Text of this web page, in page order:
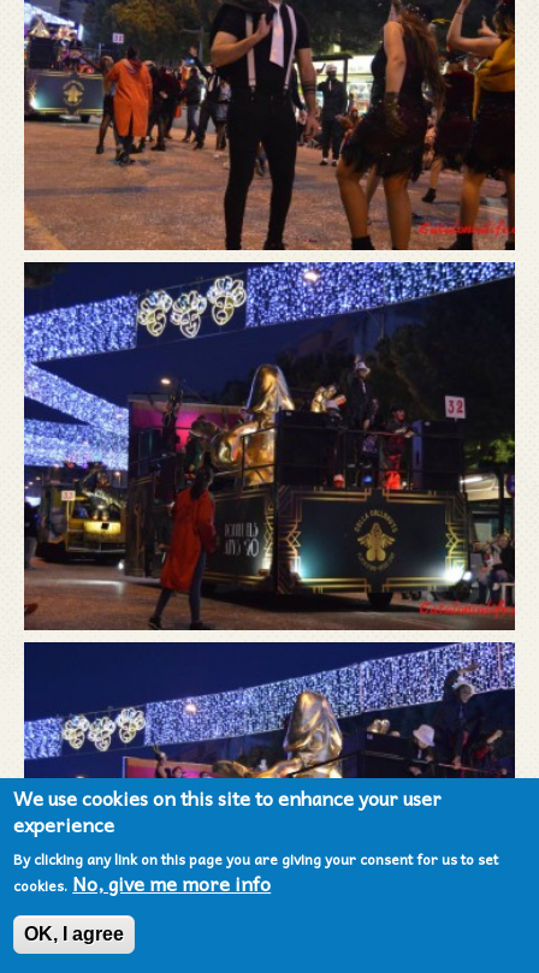
We use cookies on this site to enhance your user
experience
By clicking any link on this page you are giving your consent for us to set
cookies. No, give me more info
OK, I agree